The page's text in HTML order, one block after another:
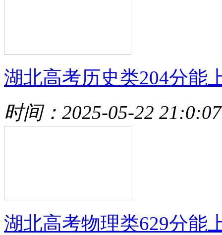
湖北高考历史类204分能
时间：2025-05-22 21:0:07
湖北高考物理类629分能